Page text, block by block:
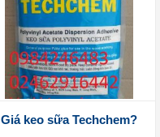
Giá keo sữa Techchem?